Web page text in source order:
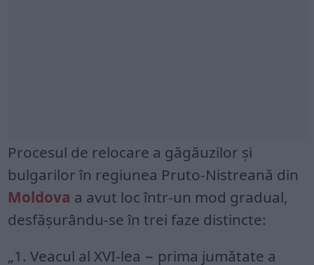
Procesul de relocare a găgăuzilor și
bulgarilor în regiunea Pruto-Nistreană din
Moldova a avut loc într-un mod gradual,
desfășurându-se în trei faze distincte:
„1. Veacul al XVI-lea − prima jumătate a